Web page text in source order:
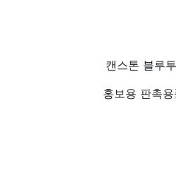
캔스톤 블루
홍보용 판촉